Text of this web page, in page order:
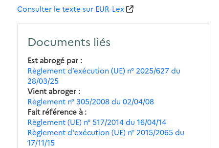
Consulter le texte sur EUR-Lex
Documents liés
Est abrogé par
Règlement d’exécution (UE) n° 2025/627 du
28/03/25
Vient abroger
Règlement n° 305/2008 du 02/04/08
Fait référence à
Règlement (UE) n° 517/2014 du 16/04/14
Règlement d'exécution (UE) n° 2015/2065 du
17/11/15